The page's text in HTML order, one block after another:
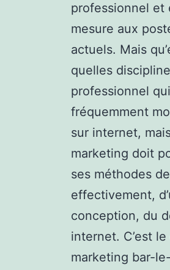
professionnel et
mesure aux
actuels. Mais
quelles
professionnel
fréquemment
sur internet,
marketing doit
ses méthodes
effectivement,
conception, du
internet. C’est
marketing bar-